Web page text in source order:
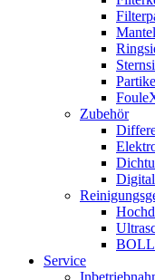
Zubehör
Service